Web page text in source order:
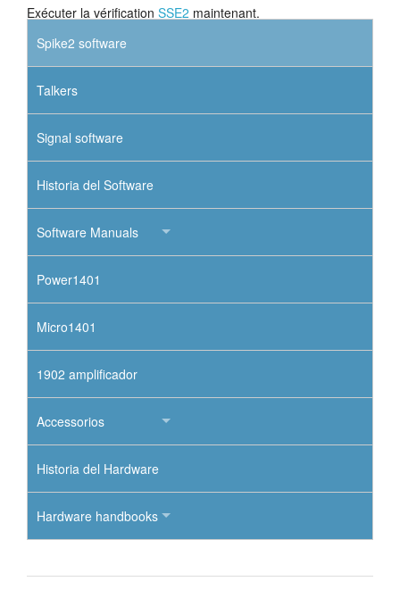
Exécuter la vérification SSE2 maintenant.
Spike2 software
Talkers
Signal software
Historia del Software
Software Manuals
Power1401
Micro1401
1902 amplificador
Accessorios
Historia del Hardware
Hardware handbooks